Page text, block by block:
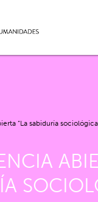
“La sabiduría